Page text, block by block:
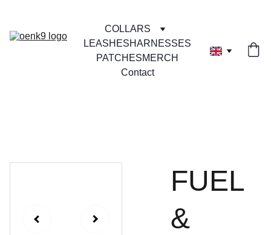
COLLARS
LEASHESHARNESSES
PATCHESMERCH
Contact
FUEL
&